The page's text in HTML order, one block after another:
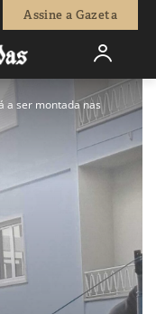
Assine a Gazeta
a ser montada nas